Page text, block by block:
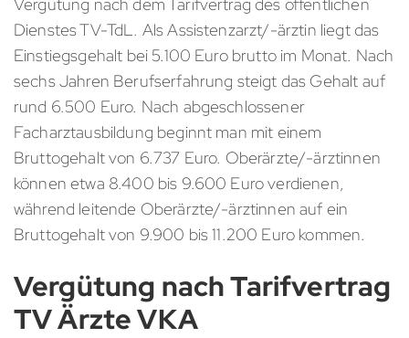
Dienstes TV-TdL. Als Assistenzarzt/-ärztin liegt das
Einstiegsgehalt bei 5.100 Euro brutto im Monat. Nach
sechs Jahren Berufserfahrung steigt das Gehalt auf
rund 6.500 Euro. Nach abgeschlossener
Facharztausbildung beginnt man mit einem
Bruttogehalt von 6.737 Euro. Oberärzte/-ärztinnen
können etwa 8.400 bis 9.600 Euro verdienen,
während leitende Oberärzte/-ärztinnen auf ein
Bruttogehalt von 9.900 bis 11.200 Euro kommen.
Vergütung nach Tarifvertrag
TV Ärzte VKA